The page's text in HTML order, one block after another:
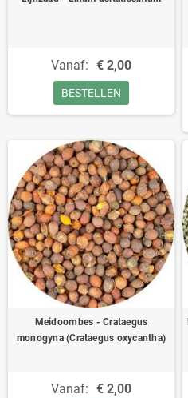
Vanaf: € 2,00
BESTELLEN
Meidoornbes - Crataegus
monogyna (Crataegus oxycantha)
Vanaf: € 2,00